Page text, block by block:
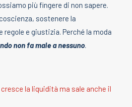
più fingere di non sapere.
sostenere la
regole e giustizia. Perché la moda
non fa male a nessuno.
la liquidità ma sale anche il